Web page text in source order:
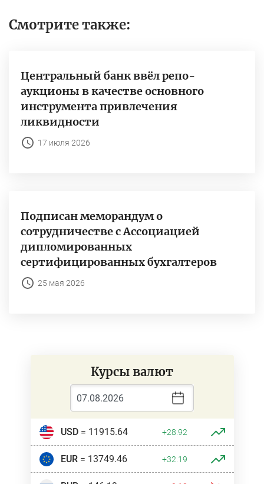
Смотрите также:
Центральный банк ввёл репо-
аукционы в качестве основного
инструмента привлечения
ликвидности
17 июля 2026
Подписан меморандум о
сотрудничестве с Ассоциацией
дипломированных
сертифицированных бухгалтеров
25 мая 2026
Курсы валют
USD= 11915.64 +28.92
EUR= 13749.46 +32.19